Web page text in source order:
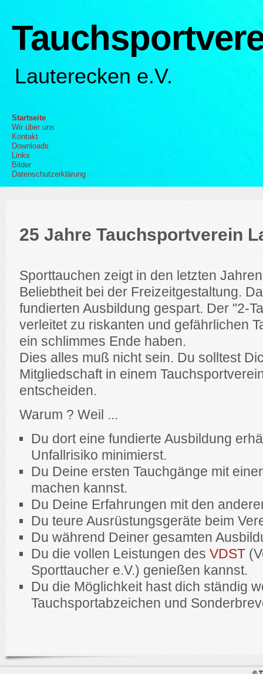
Lauterecken e.V.
Startseite
Wir über uns
Kontakt
Downloads
Links
Bilder
Datenschutzerklärung
25 Jahre Tauchsportverein
Sporttauchen zeigt in den letzten
Beliebtheit bei der Freizeitgestaltung.
fundierten Ausbildung gespart. Der "2-
verleitet zu riskanten und gefährlichen
ein schlimmes Ende haben.
Dies alles muß nicht sein. Du solltest
Mitgliedschaft in einem
entscheiden.
Warum ? Weil ...
Du dort eine fundierte Ausbildung
Unfallrisiko minimierst.
Du Deine ersten Tauchgänge mit
machen kannst.
Du Deine Erfahrungen mit den
Du teure Ausrüstungsgeräte beim
Du während Deiner gesamten
Du die vollen Leistungen des VDST
Sporttaucher e.V.) genießen kannst.
Du die Möglichkeit hast dich ständig
Tauchsportabzeichen und